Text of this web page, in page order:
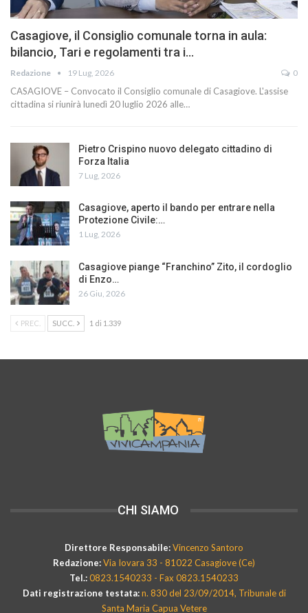
Casagiove, il Consiglio comunale torna in aula:
bilancio, Tari e regolamenti tra i…
Redazione 19 Lug, 2026 0
CASAGIOVE – Convocato il Consiglio comunale di Casagiove. L'assise
cittadina si riunirà lunedì 20 luglio 2026 alle…
Pietro Crispino nuovo delegato cittadino di
Forza Italia
7 Lug, 2026
Casagiove, aperto il bando per entrare nella
Protezione Civile:…
1 Lug, 2026
Casagiove piange “Franchino” Zito, il cordoglio
di Enzo…
26 Giu, 2026
PREC. SUCC. 1 di 1.339
CHI SIAMO
Direttore Responsabile:Vincenzo Santoro
Redazione:Via Iovara 33 - 81022 Casagiove (Ce)
Tel.:0823.1540233 - Fax 0823.1540233
Dati registrazione testata:n. 830 del 23/09/2014, Tribunale di
Santa Maria Capua Vetere